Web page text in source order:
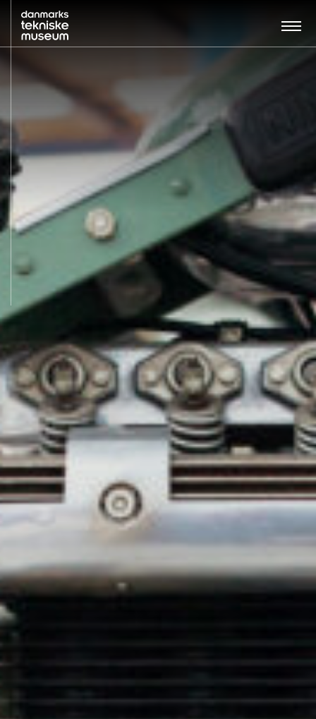
BESØG
UDSTILLINGER
UNDERVISNING
OM MUSEET
NYT MUSEUM
KONTAKT